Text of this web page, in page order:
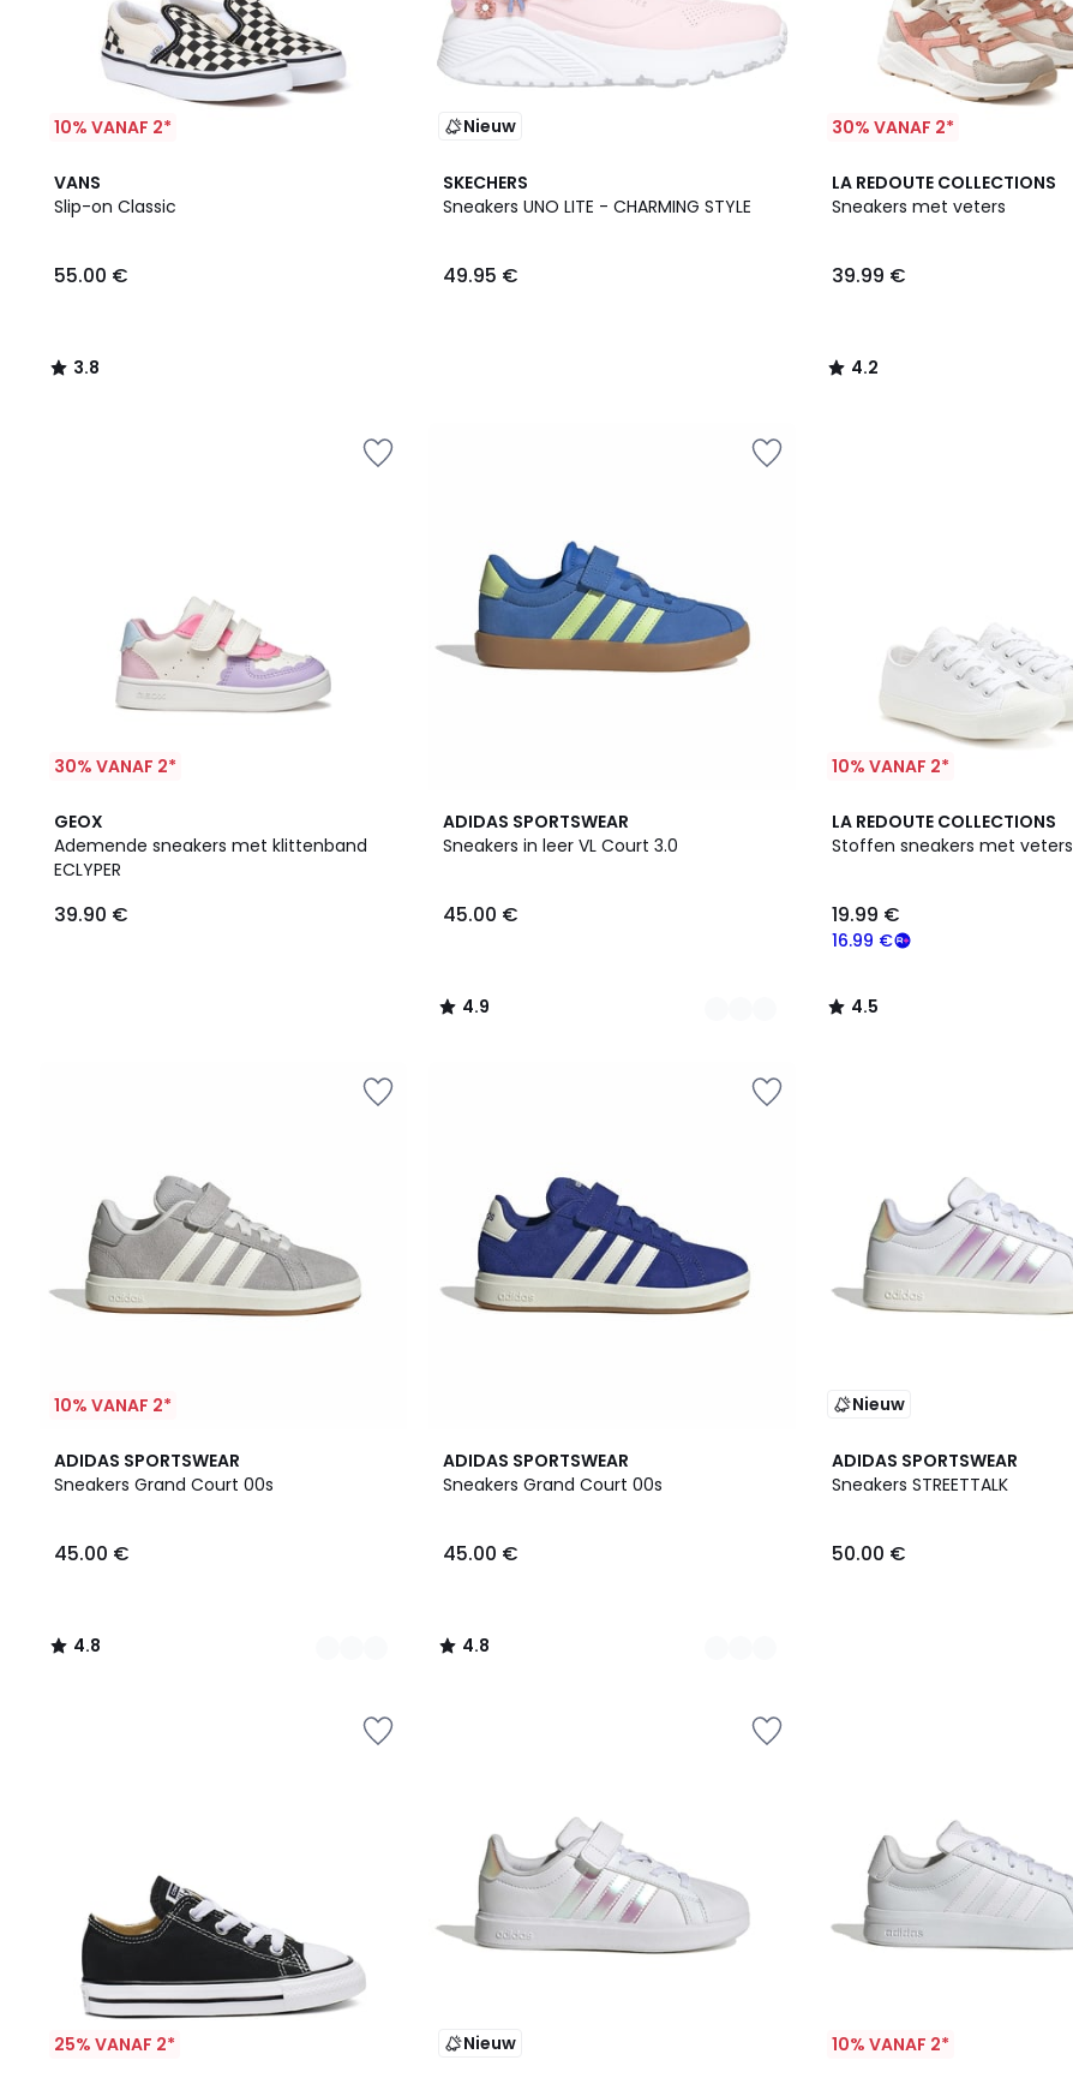
10% VANAF 2*
VANS
Slip-on Classic
55.00 €
3.8
/ 5
3.8
/
Nieuw
SKECHERS
Sneakers UNO LITE - CHARMING STYLE
49.95 €
30% VANAF 2*
LA REDOUTE COLLECTIONS
Sneakers met veters
39.99 €
4.2
/ 5
4.2
/
30% VANAF 2*
GEOX
Ademende sneakers met klittenband
ECLYPER
39.90 €
ADIDAS SPORTSWEAR
Sneakers in leer VL Court 3.0
45.00 €
4.9
/ 5
4
Kleuren
4.9
/
10% VANAF 2*
LA REDOUTE COLLECTIONS
Stoffen sneakers met veters
16.99 €
19.99 €
4.5
/ 5
4.5
/
10% VANAF 2*
ADIDAS SPORTSWEAR
Sneakers Grand Court 00s
45.00 €
4.8
/ 5
4
Kleuren
4.8
/
ADIDAS SPORTSWEAR
Sneakers Grand Court 00s
45.00 €
4.8
/ 5
3
Kleuren
4.8
/
Nieuw
ADIDAS SPORTSWEAR
Sneakers STREETTALK
50.00 €
25% VANAF 2* Nieuw 10% VANAF 2*